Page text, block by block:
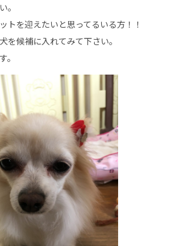
。
トを迎えたいと思ってるいる方！！
を候補に入れてみて下さい。
。